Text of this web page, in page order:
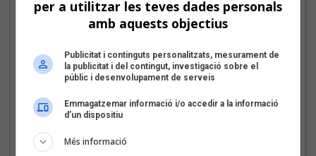
El trio Hidra | Arxiu
Tot a punt per la Plaça del Folk 2026
per a utilitzar les teves dades personals
amb aquests objectius
Publicitat i continguts personalitzats, mesurament de
la publicitat i del contingut, investigació sobre el
públic i desenvolupament de serveis
Emmagatzemar informació i/o accedir a la informació
d’un dispositiu
Més informació